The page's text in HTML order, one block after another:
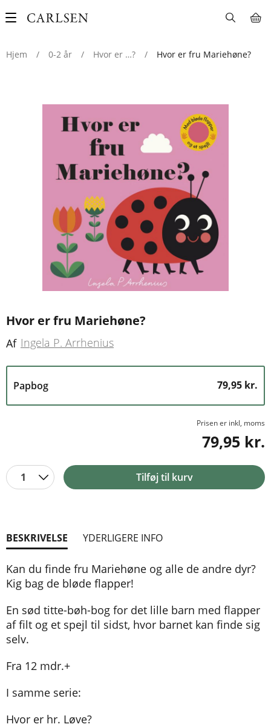
Main
Hjem
/ 0-2 år / Hvor er …? / Hvor er fru Mariehøne?
Hvor er fru Mariehøne?
Af Ingela P. Arrhenius
Papbog 79,95 kr.
Prisen er inkl, moms
79,95 kr.
1 Tilføj til kurv
BESKRIVELSE YDERLIGERE INFO
Kan du finde fru Mariehøne og alle de andre dyr?
Kig bag de bløde flapper!
En sød titte-bøh-bog for det lille barn med flapper
af filt og et spejl til sidst, hvor barnet kan finde sig
selv.
Fra 12 mdr.+
I samme serie:
Hvor er hr. Løve?